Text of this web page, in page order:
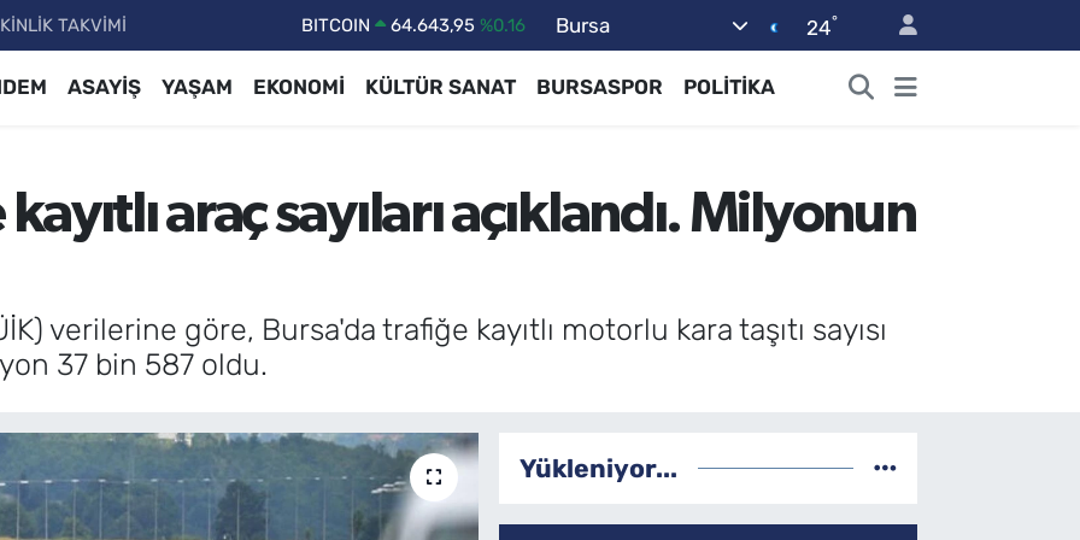
TAKVİMİ DOLAR 47,6704 %0
BİST100
13.799
%70
BITCOIN
%0.16
Bursa 24°
ASAYİŞ YAŞAM EKONOMİ KÜLTÜR SANAT BURSASPOR POLİTİKA
araç sayıları açıklandı. Milyonun
verilerine göre, Bursa'da trafiğe kayıtlı motorlu kara taşıtı sayısı
37 bin 587 oldu.
Yükleniyor...